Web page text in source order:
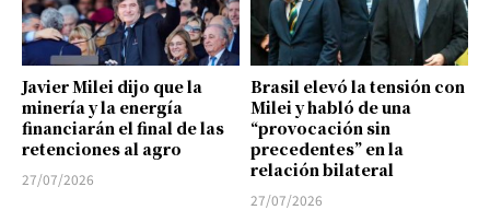
Javier Milei dijo que la
minería y la energía
financiarán el final de las
retenciones al agro
27/07/2026
Brasil elevó la tensión con
Milei y habló de una
“provocación sin
precedentes” en la
relación bilateral
27/07/2026